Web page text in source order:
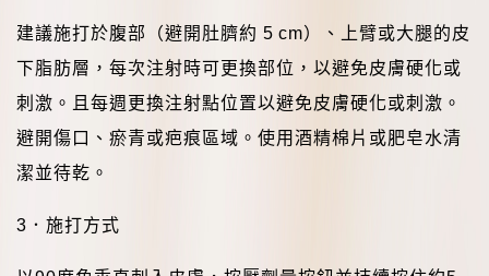
建議施打於腹部（避開肚臍約 5 cm）、上臂或大腿的皮
下脂肪層，每次注射時可更換部位，以避免皮膚硬化或
刺激。且每週更換注射點位置以避免皮膚硬化或刺激。
避開傷口、瘀青或疤痕區域。使用酒精棉片或肥皂水清
潔並待乾。
3 ． 施打方式